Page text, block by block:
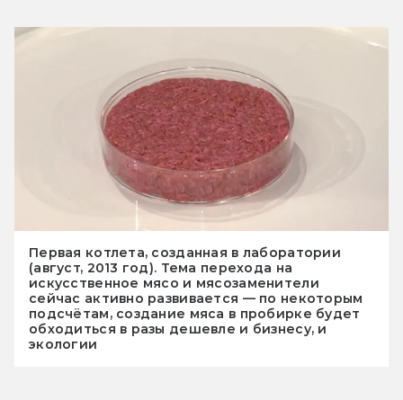
Первая котлета, созданная в лаборатории
(август, 2013 год). Тема перехода на
искусственное мясо и мясозаменители
сейчас активно развивается — по некоторым
подсчётам, создание мяса в пробирке будет
обходиться в разы дешевле и бизнесу, и
экологии